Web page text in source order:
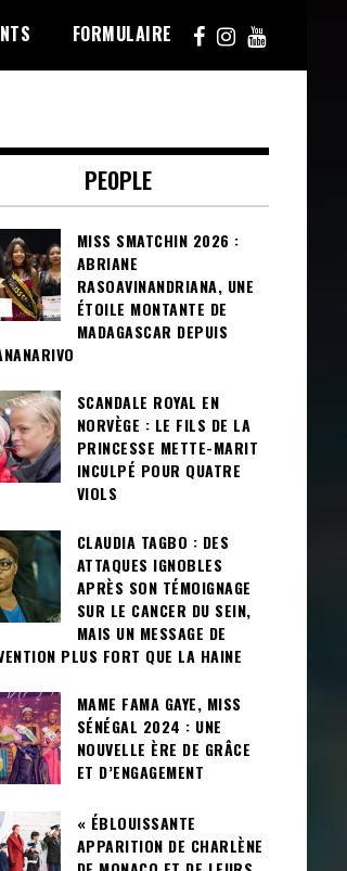
FORMULAIRE
PEOPLE
MISS SMATCHIN 2026 :
ABRIANE
RASOAVINANDRIANA, UNE
ÉTOILE MONTANTE DE
MADAGASCAR DEPUIS
SCANDALE ROYAL EN
NORVÈGE : LE FILS DE LA
PRINCESSE METTE-MARIT
INCULPÉ POUR QUATRE
VIOLS
CLAUDIA TAGBO : DES
ATTAQUES IGNOBLES
APRÈS SON TÉMOIGNAGE
SUR LE CANCER DU SEIN,
MAIS UN MESSAGE DE
PLUS FORT QUE LA HAINE
MAME FAMA GAYE, MISS
SÉNÉGAL 2024 : UNE
NOUVELLE ÈRE DE GRÂCE
ET D’ENGAGEMENT
« ÉBLOUISSANTE
APPARITION DE CHARLÈNE